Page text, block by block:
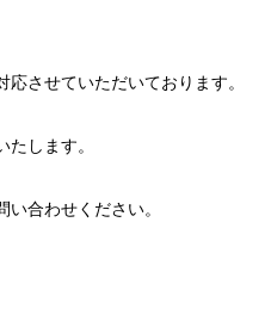
させていただいております。
します。
合わせください。